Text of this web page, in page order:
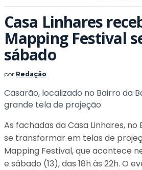
Casa Linhares
Mapping Festival
sábado
por Redação
Casarão, localizado no Bairro da
grande tela de projeção
As fachadas da Casa Linhares, no
se transformar em telas de
Mapping Festival, que acontece
e sábado (13), das 18h às 22h. O